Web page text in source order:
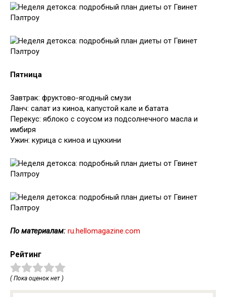
Пятница
Завтрак: фруктово-ягодный смузи
Ланч: салат из киноа, капустой кале и батата
Перекус: яблоко с соусом из подсолнечного масла и
имбиря
Ужин: курица с киноа и цуккини
По материалам: ru.hellomagazine.com
Рейтинг
( Пока оценок нет )